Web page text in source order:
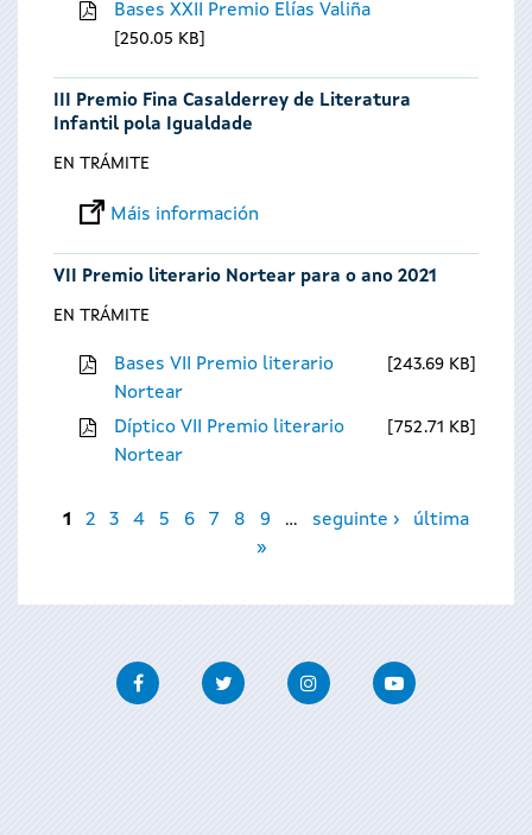
Bases XXII Premio Elías Valiña
250.05 KB
III Premio Fina Casalderrey de Literatura
Infantil pola Igualdade
EN TRÁMITE
Máis información
VII Premio literario Nortear para o ano 2021
EN TRÁMITE
Bases VII Premio literario
Nortear
243.69 KB
Díptico VII Premio literario
Nortear
752.71 KB
Páxinas
1 2 3 4 5 6 7 8 9 … seguinte ›
última
»
FacebookTwitter InstagramYoutube